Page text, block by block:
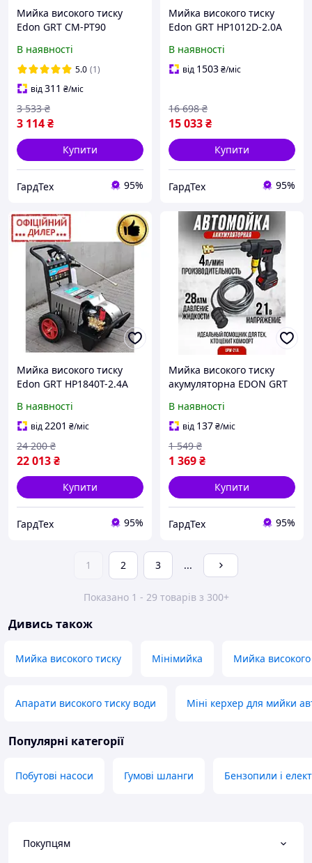
Мийка високого тиску
Edon GRT CM-PT90
В наявності
5.0 (1)
від311 ₴/міс
3 114₴
3 533 ₴
Купити
ГардТех 95%
Мийка високого тиску
Edon GRT HP1012D-2.0A
год)
В наявності
від 1503₴/міс
15 033₴
16 698 ₴
Купити
ГардТех 95%
Мийка високого тиску
Edon GRT HP1840T-2.4A
В наявності
від2201 ₴/міс
22 013₴
24 200 ₴
Купити
ГардТех 95%
Мийка високого тиску
акумуляторна EDON GRT
л/год) Мінімийка для авто
В наявності
від 137₴/міс
1 369₴
1 549 ₴
Купити
ГардТех 95%
1 2 3 ...
Показано 1 - 29 товарів з 300+
Дивись також
Мийка високого тиску Мінімийка Мийка
Апарати високого тиску води Міні керхер для мийки
Популярні категорії
Побутові насоси Гумові шланги Бензопили і
Покупцям